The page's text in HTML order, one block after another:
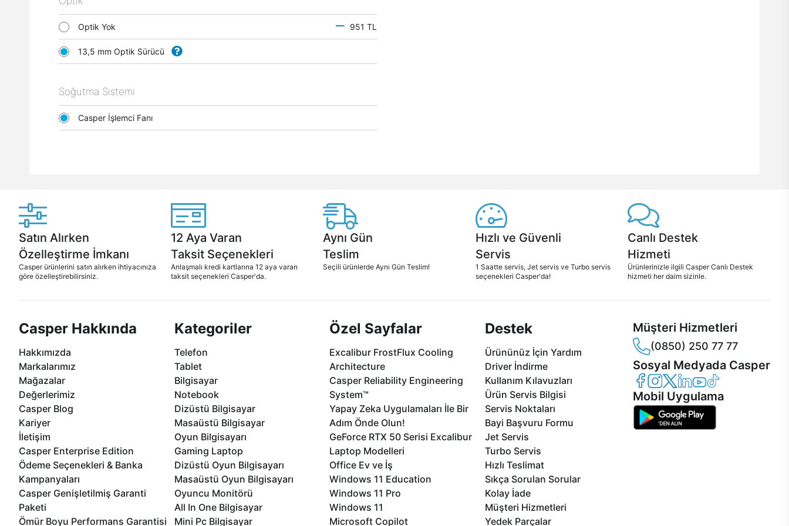
Optik Yok 951 TL
13,5 mm Optik Sürücü
Soğutma Sistemi
Casper İşlemci Fanı
Satın Alırken
Özelleştirme İmkanı
Casper ürünlerini satın alırken ihtiyacınıza
göre özelleştirebilirsiniz.
12 Aya Varan
Taksit Seçenekleri
Anlaşmalı kredi kartlarına 12 aya varan
taksit seçenekleri Casper'da.
Aynı Gün
Teslim
Seçili ürünlerde Aynı Gün Teslim!
Hızlı ve Güvenli
Servis
1 Saatte servis, Jet servis ve Turbo servis
seçenekleri Casper'da!
Canlı Destek
Hizmeti
Ürünlerinizle ilgili Casper Canlı Destek
hizmeti her daim sizinle.
Casper Hakkında
Hakkımızda
Markalarımız
Mağazalar
Değerlerimiz
Casper Blog
Kariyer
İletişim
Casper Enterprise Edition
Ödeme Seçenekleri & Banka
Kampanyaları
Casper Genişletilmiş Garanti
Paketi
Ömür Boyu Performans Garantisi
Kategoriler
Telefon
Tablet
Bilgisayar
Notebook
Dizüstü Bilgisayar
Masaüstü Bilgisayar
Oyun Bilgisayarı
Gaming Laptop
Dizüstü Oyun Bilgisayarı
Masaüstü Oyun Bilgisayarı
Oyuncu Monitörü
All In One Bilgisayar
Mini Pc Bilgisayar
Özel Sayfalar
Excalibur FrostFlux Cooling
Architecture
Casper Reliability Engineering
System™
Yapay Zeka Uygulamaları İle Bir
Adım Önde Olun!
GeForce RTX 50 Serisi Excalibur
Laptop Modelleri
Office Ev ve İş
Windows 11 Education
Windows 11 Pro
Windows 11
Microsoft Copilot
Destek
Ürününüz İçin Yardım
Driver İndirme
Kullanım Kılavuzları
Ürün Servis Bilgisi
Servis Noktaları
Bayi Başvuru Formu
Jet Servis
Turbo Servis
Hızlı Teslimat
Sıkça Sorulan Sorular
Kolay İade
Müşteri Hizmetleri
Yedek Parçalar
Müşteri Hizmetleri
(0850) 250 77 77
Sosyal Medyada Casper
Casper Facebook
Casper Instagram
Casper Twitter
Casper LinkedIn
Casper YouTube
Casper TikTok
Mobil Uygulama